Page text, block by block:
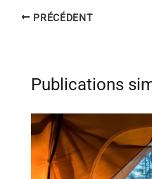
PRÉCÉDENT
Publications